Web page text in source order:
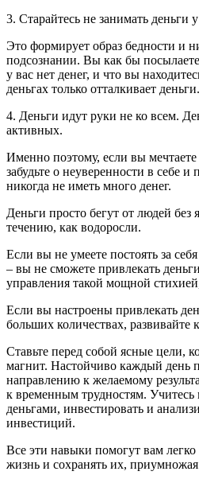
3. Старайтесь не занимать деньги
Это формирует образ бедности и
подсознании. Вы как бы
у вас нет денег, и что вы
деньгах только отталкивает деньги.
4. Деньги идут руки не ко всем.
активных.
Именно поэтому, если вы мечтаете
забудьте о неуверенности в себе
никогда не иметь много денег.
Деньги просто бегут от людей
течению, как водоросли.
Если вы не умеете постоять за
– вы не сможете привлекать
управления такой мощной
Если вы настроены привлекать
больших количествах, развивайте
Ставьте перед собой ясные цели,
магнит. Настойчиво каждый день
направлению к желаемому
к временным трудностям. Учитесь
деньгами, инвестировать и
инвестиций.
Все эти навыки помогут вам
жизнь и сохранять их,